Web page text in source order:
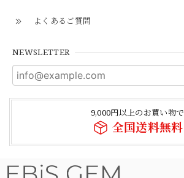
よくあるご質問
NEWSLETTER
9,000円以上のお買い物で
全国送料無料